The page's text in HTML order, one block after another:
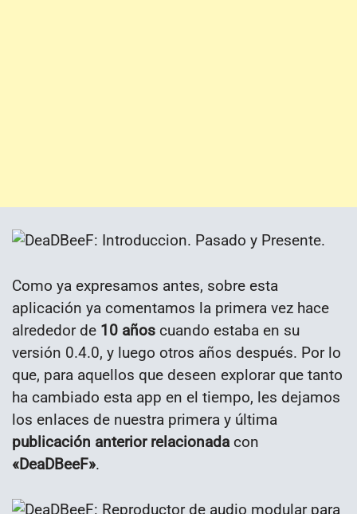
Como ya expresamos antes, sobre esta
aplicación ya comentamos la primera vez hace
alrededor de 10 años cuando estaba en su
versión 0.4.0, y luego otros años después. Por lo
que, para aquellos que deseen explorar que tanto
ha cambiado esta app en el tiempo, les dejamos
los enlaces de nuestra primera y última
publicación anterior relacionada con
«DeaDBeeF».